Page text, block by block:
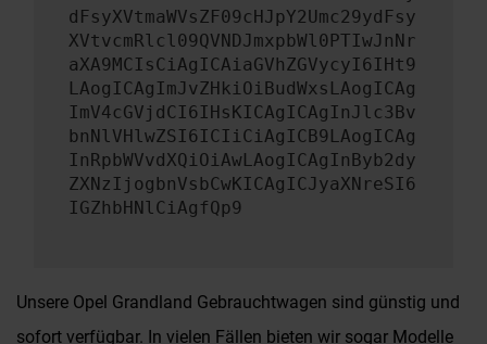
dFsyXVtmaWVsZF09cHJpY2Umc29ydFsy
XVtvcmRlcl09QVNDJmxpbWl0PTIwJnNr
aXA9MCIsCiAgICAiaGVhZGVycyI6IHt9
LAogICAgImJvZHkiOiBudWxsLAogICAg
ImV4cGVjdCI6IHsKICAgICAgInJlc3Bv
bnNlVHlwZSI6ICIiCiAgICB9LAogICAg
InRpbWVvdXQiOiAwLAogICAgInByb2dy
ZXNzIjogbnVsbCwKICAgICJyaXNreSI6
IGZhbHNlCiAgfQp9
Unsere Opel Grandland Gebrauchtwagen sind günstig und
sofort verfügbar. In vielen Fällen bieten wir sogar Modelle